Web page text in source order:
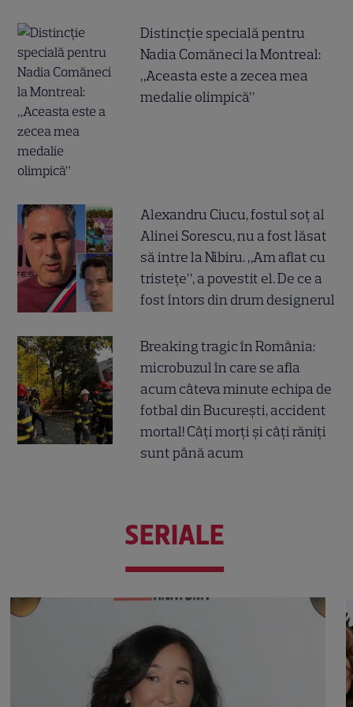
Distincție specială pentru
Nadia Comăneci la Montreal:
„Aceasta este a zecea mea
medalie olimpică”
Alexandru Ciucu, fostul soț al
Alinei Sorescu, nu a fost lăsat
să intre la Nibiru. „Am aflat cu
tristețe”, a povestit el. De ce a
fost întors din drum designerul
Breaking tragic în România:
microbuzul în care se afla
acum câteva minute echipa de
fotbal din București, accident
mortal! Câți morți și câți răniți
sunt până acum
SERIALE